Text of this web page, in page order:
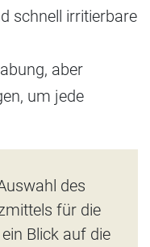
schnell irritierbare
aber
um jede
des
für die
Blick auf die